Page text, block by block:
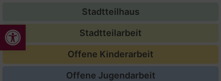
Werkzeugleiste öffnen
Stadtteilhaus
Stadtteilarbeit
Offene Kinderarbeit
Offene Jugendarbeit